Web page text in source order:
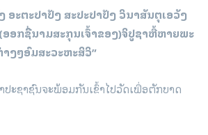
ອະຕະປາປັງ ສະປະປາປັງ ວິນາສັນຕຸເອວັງ
ອກຊື່ນາມສະກຸນເຈົ້າຂອງ)ຈິປູຊາຫື້ຫາຍພະ
ງໆອົມສະວະຫະສິວິ”
ປະຊາຊົນຈະພ້ອມກັນເຂົ້າໄປວັດເພື່ອຕັກບາດ